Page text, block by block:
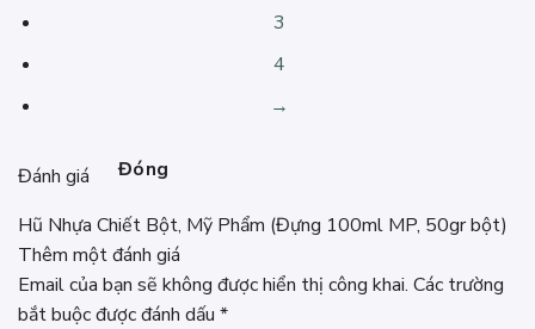
3
4
→
Đánh giá Đóng
Hũ Nhựa Chiết Bột, Mỹ Phẩm (Đựng 100ml MP, 50gr bột)
Thêm một đánh giá
Email của bạn sẽ không được hiển thị công khai. Các trường
bắt buộc được đánh dấu *